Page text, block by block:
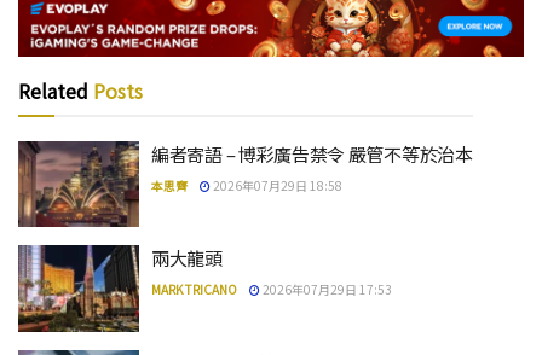
Related Posts
編者寄語 – 博彩廣告禁令 嚴管不等於治本
本思齊 2026年07月29日 18:58
兩大龍頭
MARK TRICANO 2026年07月29日 17:53